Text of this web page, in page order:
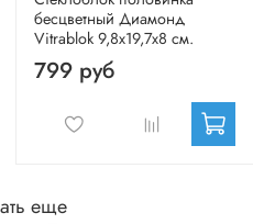
бесцветный Диамонд
Vitrablok 9,8x19,7x8 см.
799 руб
еще